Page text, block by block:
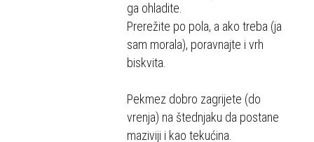
ga ohladite.
Prerežite po pola, a ako treba (ja
sam morala), poravnajte i vrh
biskvita.
Pekmez dobro zagrijete (do
vrenja) na štednjaku da postane
maziviji i kao tekućina.